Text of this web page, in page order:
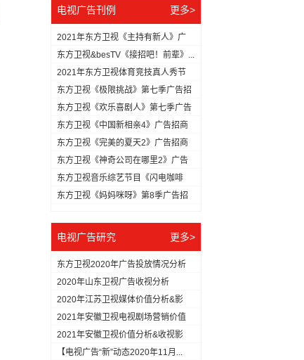
电视广告刊例 更多>
2021年东方卫视《主持有新人》广
告...
东方卫视&besTV《接招吧！前辈》...
2021年东方卫视体育竞技真人秀节
目...
东方卫视《极限挑战》第七季广告招
商方...
东方卫视《欢乐喜剧人》第七季广告
冠名...
东方卫视《中国新相亲4》广告招商
方案
东方卫视《完美的夏天2》广告招商
方案
东方卫视《神奇公司在哪里2》广告
招商...
东方卫视音乐综艺节目《闪电咖啡
馆》广...
东方卫视《妈妈咪呀》第8季广告招
电视广告研究 更多>
东方卫视2020年广告投放情况分析
2020年山东卫视广告收视分析
2020年江苏卫视媒体价值分析&影
响...
2021年安徽卫视电视剧场营销价值
分...
2021年安徽卫视价值分析&收视影
响...
【电视广告“新”动态2020年11月...